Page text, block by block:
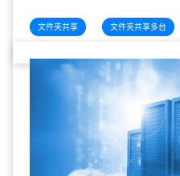
文件夹共享 文件夹共享多台